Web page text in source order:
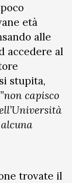
età
alle
accedere al
stupita,
”non capisco
trovate il